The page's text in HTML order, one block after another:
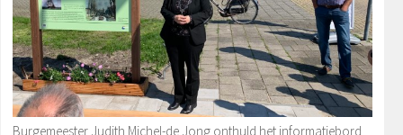
Burgemeester Judith Michel-de Jong onthuld het informatiebord